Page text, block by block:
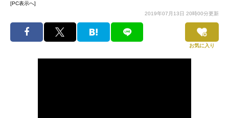
[PC表示へ]
2019年07月13日 20時00分更新
お気に入り